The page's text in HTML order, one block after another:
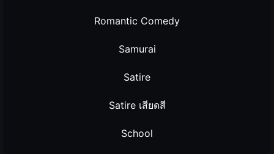
Romantic Comedy
Samurai
Satire
Satire เสียดสี
School